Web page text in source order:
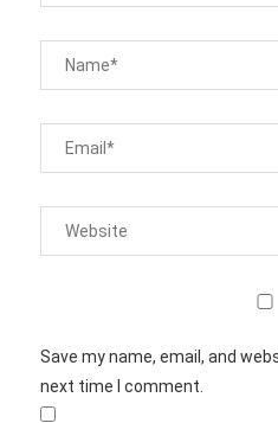
Save my name, email, and
next time I comment.